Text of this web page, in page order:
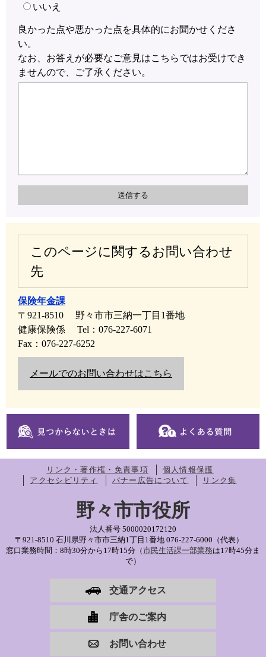
いいえ
良かった点や悪かった点を具体的にお聞かせくださ
い。
なお、お答えが必要なご意見はこちらではお受けでき
ませんので、ご了承ください。
このページに関するお問い合わせ
先
保険年金課
〒921-8510
野々市市三納一丁目1番地
健康保険係
Tel：076-227-6071
Fax：076-227-6252
メールでのお問い合わせはこちら
リンク・著作権・免責事項
個人情報保護
アクセシビリティ
バナー広告について リンク集
野々市市役所
法人番号 5000020172120
〒921-8510 石川県野々市市三納1丁目1番地 076-227-6000（代表）
窓口業務時間：8時30分から17時15分（市民生活課一部業務は17時45分ま
で）
交通アクセス
庁舎のご案内
お問い合わせ